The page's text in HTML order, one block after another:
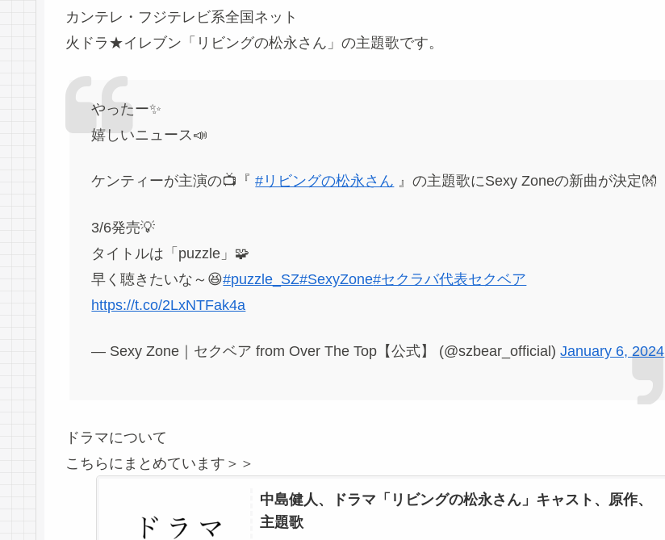
カンテレ・フジテレビ系全国ネット
火ドラ★イレブン「リビングの松永さん」の主題歌です。
やったー✨
嬉しいニュース📣
ケンティーが主演の📺『#リビングの松永さん 』の主題歌にSexy Zoneの新曲が決定👐
3/6発売💡
タイトルは「puzzle」🧩
早く聴きたいな～😆#puzzle_SZ#SexyZone#セクラバ代表セクベア
https://t.co/2LxNTFak4a
— Sexy Zone｜セクベア from Over The Top【公式】 (@szbear_official)January 6, 2024
ドラマについて
こちらにまとめています＞＞
中島健人、ドラマ「リビングの松永さん」キャスト、原作、
主題歌